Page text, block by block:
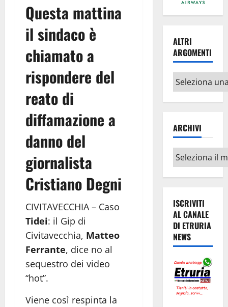
Questa mattina
il sindaco è
chiamato a
rispondere del
reato di
diffamazione a
danno del
giornalista
Cristiano Degni
CIVITAVECCHIA – Caso
Tidei: il Gip di
Civitavecchia, Matteo
Ferrante, dice no al
sequestro dei video
“hot”.
Viene così respinta la
ALTRI
ARGOMENTI
Altri
argomenti
ARCHIVI
Archivi
ISCRIVITI
AL CANALE
DI ETRURIA
NEWS